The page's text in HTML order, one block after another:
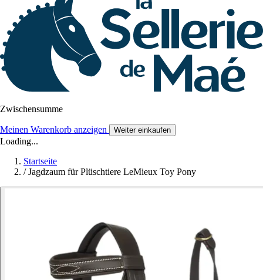
Zwischensumme
Meinen Warenkorb anzeigen Weiter einkaufen
Loading...
Startseite
/ Jagdzaum für Plüschtiere LeMieux Toy Pony